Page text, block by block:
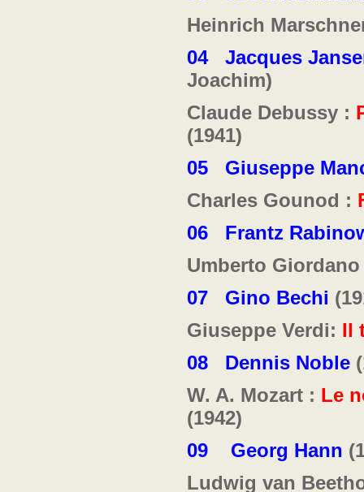
Heinrich
04 Jacques
Joachim)
Claude Debussy :
(1941)
05 Giuseppe
Charles Gounod :
06 Frantz
Umberto
07 Gino Bechi
Giuseppe Verdi: Il
08 Dennis Noble
W. A. Mozart : Le
(1942)
09 Georg Hann
Ludwig van